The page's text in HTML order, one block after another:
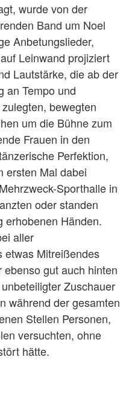
wurde von der
Band um Noel
Anbetungslieder,
Leinwand projiziert
Lautstärke, die ab der
an Tempo und
bewegten
um die Bühne zum
Frauen in den
Perfektion,
ersten Mal dabei
Sporthalle in
oder standen
erhobenen Händen.
aller
etwas Mitreißendes
gut auch hinten
Zuschauer
während der gesamten
Stellen Personen,
versuchten, ohne
hätte.